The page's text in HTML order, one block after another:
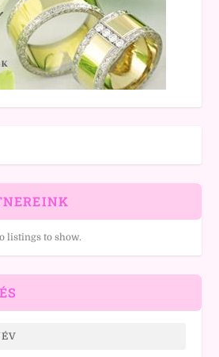
listings to show.